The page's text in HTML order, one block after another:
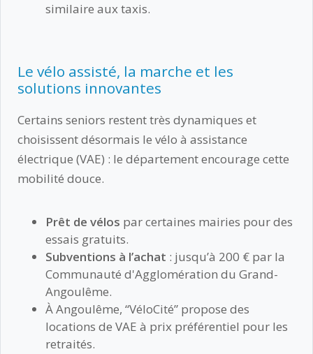
similaire aux taxis.
Le vélo assisté, la marche et les
solutions innovantes
Certains seniors restent très dynamiques et
choisissent désormais le vélo à assistance
électrique (VAE) : le département encourage cette
mobilité douce.
Prêt de vélos par certaines mairies pour des
essais gratuits.
Subventions à l’achat : jusqu’à 200 € par la
Communauté d'Agglomération du Grand-
Angoulême.
À Angoulême, “VéloCité” propose des
locations de VAE à prix préférentiel pour les
retraités.